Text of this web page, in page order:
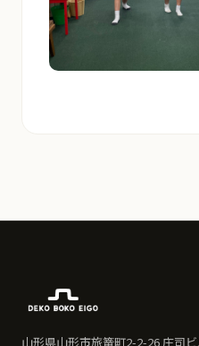
山形県山形市旅篭町2-2-26 庄司